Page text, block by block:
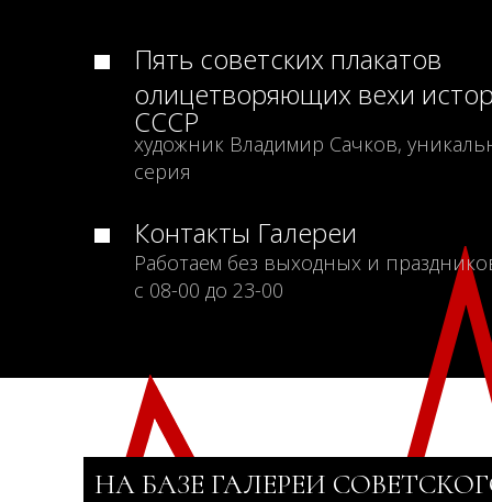
Пять советских плакатов
олицетворяющих вехи
СССР
художник Владимир Сачков,
серия
Контакты Галереи
Работаем без выходных и
с 08-00 до 23-00
НА БАЗЕ ГАЛЕРЕИ